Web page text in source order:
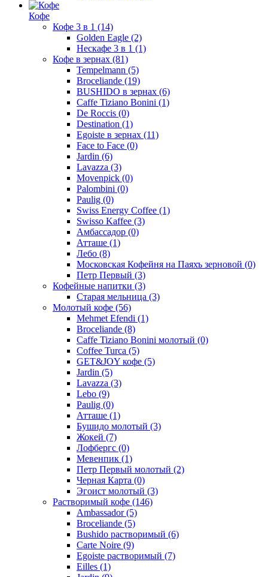
Кофе
Кофе 3 в 1 (14)
Golden Eagle (2)
Нескафе 3 в 1 (1)
Кофе в зернах (81)
Tempelmann (5)
Broceliande (19)
BUSHIDO в зернах (6)
Caffe Tiziano Bonini (1)
De Roccis (0)
Destination (1)
Egoiste в зернах (11)
Face to Face (0)
Jardin (6)
Lavazza (3)
Movenpick (0)
Palombini (0)
Paulig (0)
Swiss Energy Coffee (1)
Swisso Kaffee (3)
Амбассадор (0)
Атташе (1)
Лебо (8)
Московская Кофейня на Паяхъ зерновой (0)
Петр Первый (3)
Кофейные напитки (3)
Старая мельница (3)
Молотый кофе (56)
Mehmet Efendi (1)
Broceliande (8)
Caffe Tiziano Bonini молотый (0)
Coffee Turca (5)
GET&JOY кофе (5)
Jardin (5)
Lavazza (3)
Lebo (9)
Paulig (0)
Атташе (1)
Бушидо молотый (3)
Жокей (7)
Лофбергс (0)
Мевенпик (1)
Петр Первый молотый (2)
Черная Карта (0)
Эгоист молотый (3)
Растворимый кофе (146)
Ambassador(5)
Broceliande (5)
Bushido растворимый (6)
Carte Noire (9)
Egoiste растворимый (7)
Eilles (1)